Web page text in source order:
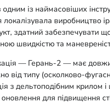
із наймасовіших
локалізувала виробництво
здатний забезпечувати
швидкістю та
— Герань-2 — має
від типу (осколково-
з дельтоподібним крилом
для підвищення